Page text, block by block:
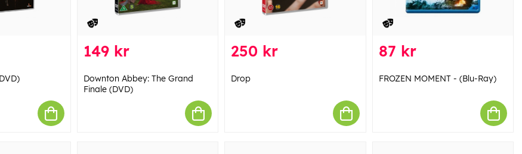
149 kr
Downton Abbey: The Grand
Finale (DVD)
250 kr
Drop
87 kr
FROZEN MOMENT - (Blu-Ray)